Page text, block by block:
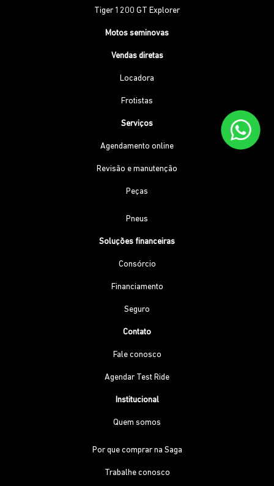
Tiger 1200 GT Explorer
Motos seminovas
Vendas diretas
Locadora
Frotistas
Serviços
Agendamento online
Revisão e manutenção
Peças
Pneus
Soluções financeiras
Consórcio
Financiamento
Seguro
Contato
Fale conosco
Agendar Test Ride
Institucional
Quem somos
Por que comprar na Saga
Trabalhe conosco